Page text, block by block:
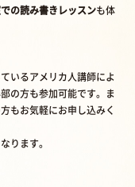
の読み書きレッスンも体
いるアメリカ人講師によ
の方も参加可能です。ま
もお気軽にお申し込みく
ります。